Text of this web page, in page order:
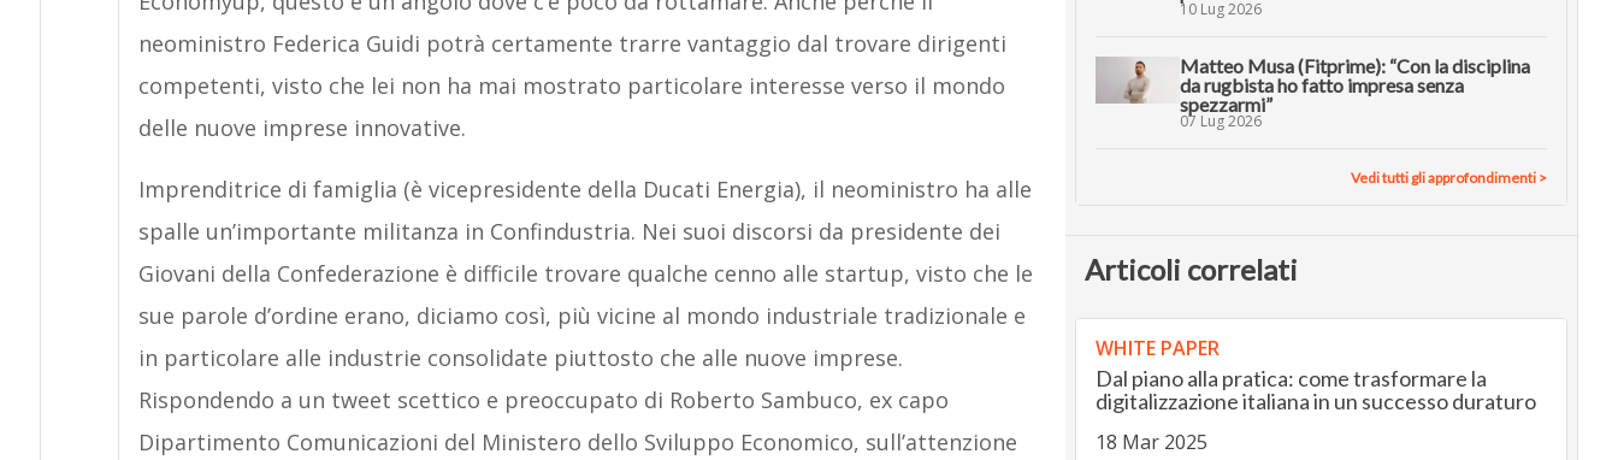
neoministro Federica Guidi potrà certamente trarre vantaggio dal trovare dirigenti
competenti, visto che lei non ha mai mostrato particolare interesse verso il mondo
delle nuove imprese innovative.
Imprenditrice di famiglia (è vicepresidente della Ducati Energia), il neoministro ha alle
spalle un’importante militanza in Confindustria. Nei suoi discorsi da presidente dei
Giovani della Confederazione è difficile trovare qualche cenno alle startup, visto che le
sue parole d’ordine erano, diciamo così, più vicine al mondo industriale tradizionale e
in particolare alle industrie consolidate piuttosto che alle nuove imprese.
Rispondendo a un tweet scettico e preoccupato di Roberto Sambuco, ex capo
Dipartimento Comunicazioni del Ministero dello Sviluppo Economico, sull’attenzione
10 Lug 2026
Matteo Musa (Fitprime): “Con la disciplina
da rugbista ho fatto impresa senza
spezzarmi”
07 Lug 2026
Vedi tutti gli approfondimenti >
Articoli correlati
WHITE PAPER
Dal piano alla pratica: come trasformare la
digitalizzazione italiana in un successo duraturo
18 Mar 2025